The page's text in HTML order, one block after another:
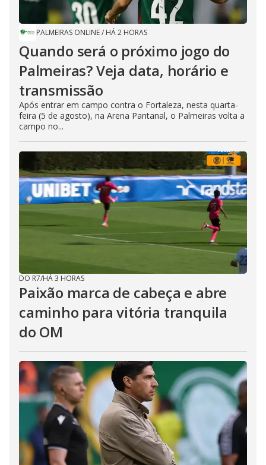
PALMEIRAS ONLINE/ HÁ 2 HORAS
Quando será o próximo jogo do
Palmeiras? Veja data, horário e
transmissão
Após entrar em campo contra o Fortaleza, nesta quarta-
feira (5 de agosto), na Arena Pantanal, o Palmeiras volta a
campo no...
DO R7/HÁ 3 HORAS
Paixão marca de cabeça e abre
caminho para vitória tranquila
do OM